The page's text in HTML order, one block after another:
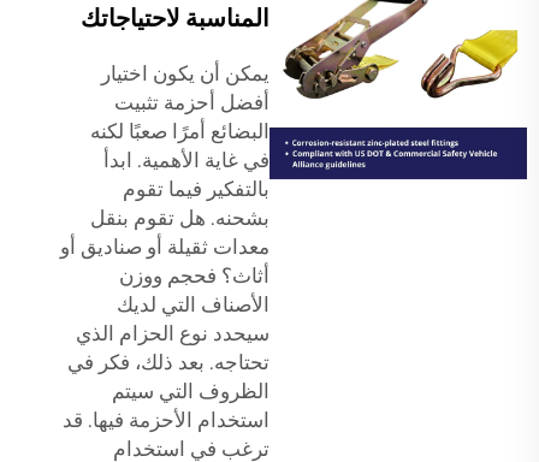
المناسبة لاحتياجاتك
يمكن أن يكون اختيار
أفضل أحزمة تثبيت
البضائع أمرًا صعبًا لكنه
في غاية الأهمية. ابدأ
بالتفكير فيما تقوم
بشحنه. هل تقوم بنقل
معدات ثقيلة أو صناديق أو
أثاث؟ فحجم ووزن
الأصناف التي لديك
سيحدد نوع الحزام الذي
تحتاجه. بعد ذلك، فكر في
الظروف التي سيتم
استخدام الأحزمة فيها. قد
ترغب في استخدام